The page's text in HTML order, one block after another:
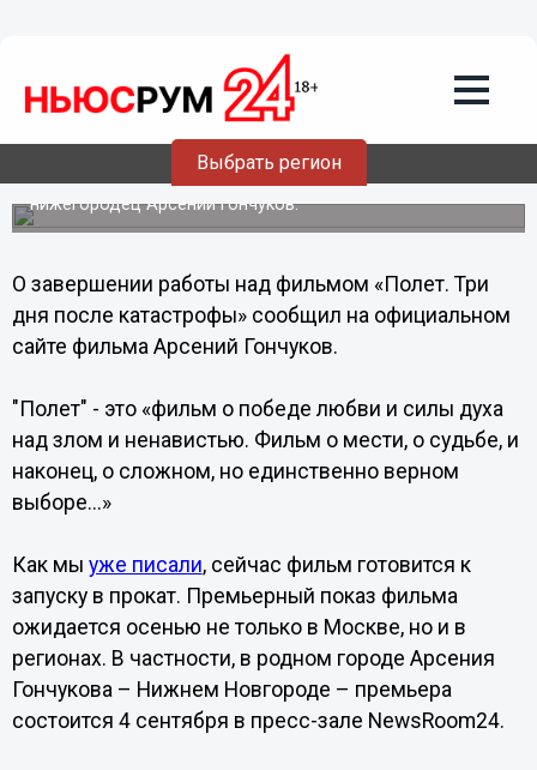
Выбрать регион
Нижегородская премьера фильма
«Полет» состоится 4 сентября в пресс-
зале NewsRoom24
Автор сценария, режиссер и продюсер фильма с полным
названием «Полет. Три дня после катастрофы» — экс-
нижегородец Арсений Гончуков.
О завершении работы над фильмом «Полет. Три
дня после катастрофы» сообщил на официальном
сайте фильма Арсений Гончуков.
"Полет" - это «фильм о победе любви и силы духа
над злом и ненавистью. Фильм о мести, о судьбе, и
наконец, о сложном, но единственно верном
выборе...»
Как мы уже писали, сейчас фильм готовится к
запуску в прокат. Премьерный показ фильма
ожидается осенью не только в Москве, но и в
регионах. В частности, в родном городе Арсения
Гончукова – Нижнем Новгороде – премьера
состоится 4 сентября в пресс-зале NewsRoom24.